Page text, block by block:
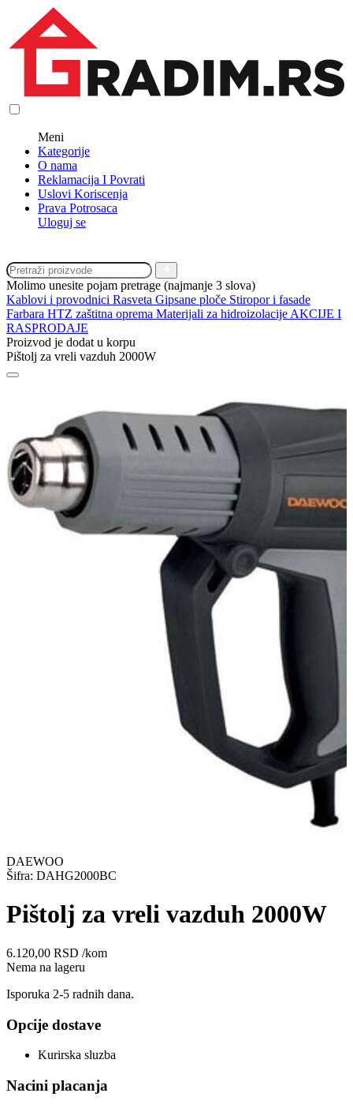
Meni
Kategorije
O nama
Reklamacija I Povrati
Uslovi Koriscenja
Prava Potrosaca
Uloguj se
Molimo unesite pojam pretrage (najmanje 3 slova)
Kablovi i provodnici Rasveta Gipsane ploče Stiropor i fasade
Farbara HTZ zaštitna oprema Materijali za hidroizolacije AKCIJE I
RASPRODAJE
Proizvod je dodat u korpu
Pištolj za vreli vazduh 2000W
DAEWOO
Šifra: DAHG2000BC
Pištolj za vreli vazduh 2000W
6.120,00 RSD /kom
Nema na lageru
Isporuka 2-5 radnih dana.
Opcije dostave
Kurirska sluzba
Nacini placanja